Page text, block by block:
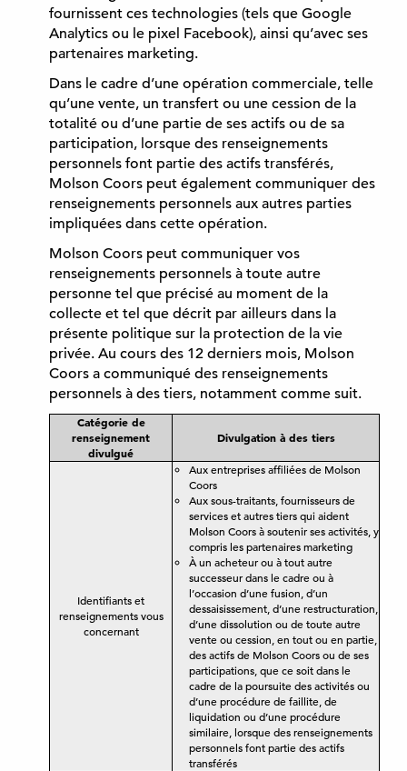
fournissent ces technologies (tels que Google
Analytics ou le pixel Facebook), ainsi qu’avec ses
partenaires marketing.
Dans le cadre d’une opération commerciale, telle
qu’une vente, un transfert ou une cession de la
totalité ou d’une partie de ses actifs ou de sa
participation, lorsque des renseignements
personnels font partie des actifs transférés,
Molson Coors peut également communiquer des
renseignements personnels aux autres parties
impliquées dans cette opération.
Molson Coors peut communiquer vos
renseignements personnels à toute autre
personne tel que précisé au moment de la
collecte et tel que décrit par ailleurs dans la
présente politique sur la protection de la vie
privée. Au cours des 12 derniers mois, Molson
Coors a communiqué des renseignements
personnels à des tiers, notamment comme suit.
Catégorie de
renseignement
divulgué
Divulgation à des tiers
Identifiants et
renseignements vous
concernant
Aux entreprises affiliées de Molson
Coors
Aux sous-traitants, fournisseurs de
services et autres tiers qui aident
Molson Coors à soutenir ses activités, y
compris les partenaires marketing
À un acheteur ou à tout autre
successeur dans le cadre ou à
l’occasion d’une fusion, d’un
dessaisissement, d’une restructuration,
d’une dissolution ou de toute autre
vente ou cession, en tout ou en partie,
des actifs de Molson Coors ou de ses
participations, que ce soit dans le
cadre de la poursuite des activités ou
d’une procédure de faillite, de
liquidation ou d’une procédure
similaire, lorsque des renseignements
personnels font partie des actifs
transférés